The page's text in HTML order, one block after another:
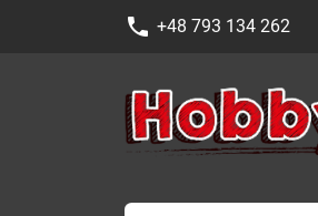
phone +48 793 134 262